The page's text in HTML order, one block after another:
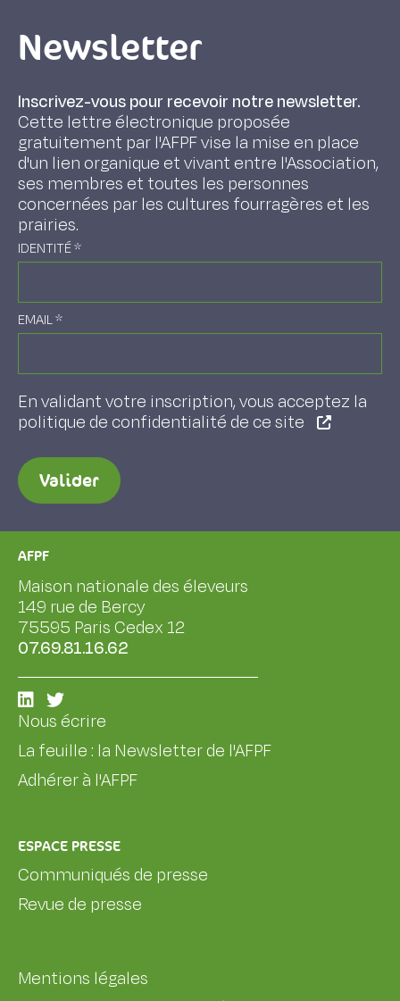
Newsletter
Inscrivez-vous pour recevoir notre newsletter.
Cette lettre électronique proposée
gratuitement par l'AFPF vise la mise en place
d'un lien organique et vivant entre l'Association,
ses membres et toutes les personnes
concernées par les cultures fourragères et les
prairies.
IDENTITÉ*
EMAIL*
En validant votre inscription, vous acceptez la
politique de confidentialité de ce site
Valider
AFPF
Maison nationale des éleveurs
149 rue de Bercy
75595 Paris Cedex 12
07.69.81.16.62
Nous écrire
La feuille : la Newsletter de l'AFPF
Adhérer à l'AFPF
ESPACE PRESSE
Communiqués de presse
Revue de presse
Mentions légales